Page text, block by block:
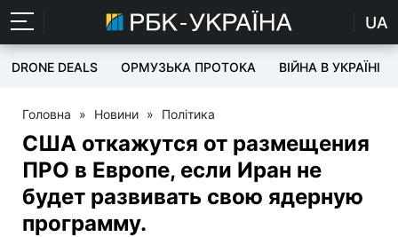
UA
DRONE DEALS ОРМУЗЬКА ПРОТОКА ВІЙНА В УКРАЇНІ
Головна » Новини » Політика
США откажутся от размещения
ПРО в Европе, если Иран не
будет развивать свою ядерную
программу.